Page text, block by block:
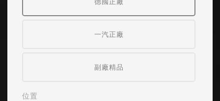
一汽正廠
副廠精品
位置